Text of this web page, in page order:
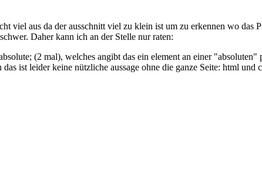
viel aus da der ausschnitt viel zu klein ist um zu erkennen wo
Daher kann ich an der Stelle nur raten:
(2 mal), welches angibt das ein element an einer
ist leider keine nützliche aussage ohne die ganze Seite: html und